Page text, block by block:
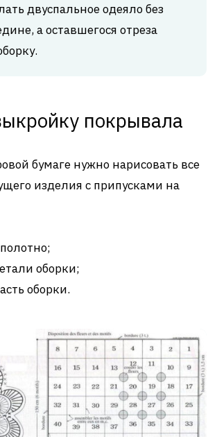
двуспальное одеяло без
а оставшегося отреза
покрывала
бумаге нужно нарисовать все
изделия с припусками на
оборки;
оборки.